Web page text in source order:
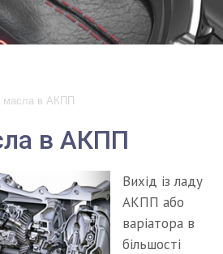
масла в АКПП
в АКПП
Вихід із ладу
АКПП або
варіатора в
більшості